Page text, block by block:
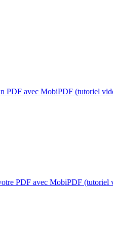
PDF avec MobiPDF (tutoriel
PDF avec MobiPDF (tutoriel